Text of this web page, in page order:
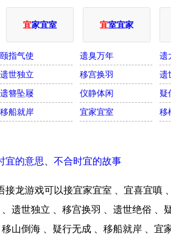
宜家宜室 宜室宜家
颐指气使 遗臭万年
遗
遗世独立 移宫换羽
遗
遗簪坠屦 仪静体闲
疑
移船就岸 宜家宜室
移
宜的意思 不合时宜的故事
接龙游戏可以接宜家宜室 、宜喜宜嗔
遗世独立 、移宫换羽 、遗世绝俗 、
山倒海 、疑行无成 、移船就岸 、宜